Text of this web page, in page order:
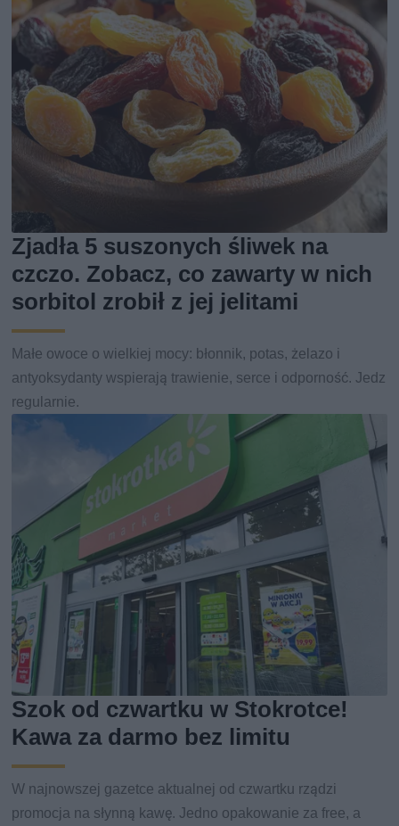
Zjadła 5 suszonych śliwek na
czczo. Zobacz, co zawarty w nich
sorbitol zrobił z jej jelitami
Małe owoce o wielkiej mocy: błonnik, potas, żelazo i
antyoksydanty wspierają trawienie, serce i odporność. Jedz
regularnie.
Szok od czwartku w Stokrotce!
Kawa za darmo bez limitu
W najnowszej gazetce aktualnej od czwartku rządzi
promocja na słynną kawę. Jedno opakowanie za free, a